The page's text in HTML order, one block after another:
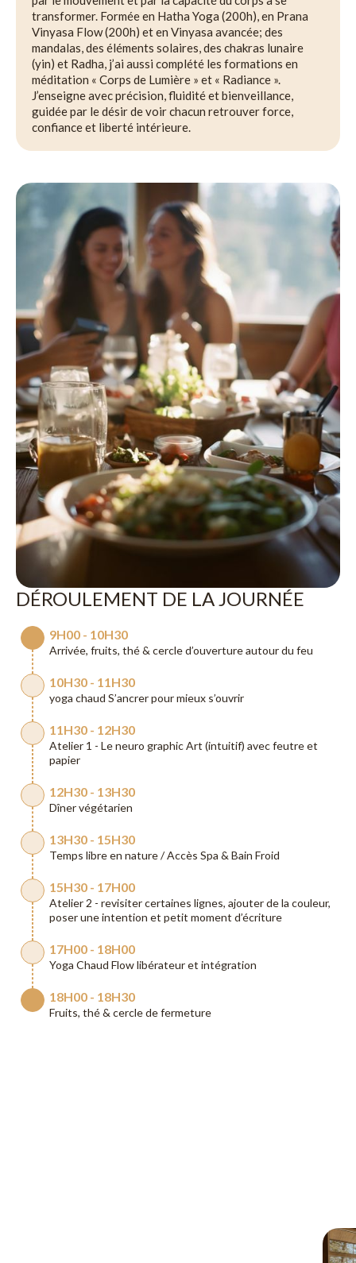
transformer. Formée en Hatha Yoga (200h), en Prana
Vinyasa Flow (200h) et en Vinyasa avancée; des
mandalas, des éléments solaires, des chakras lunaire
(yin) et Radha, j’ai aussi complété les formations en
méditation « Corps de Lumière » et « Radiance ».
J’enseigne avec précision, fluidité et bienveillance,
guidée par le désir de voir chacun retrouver force,
confiance et liberté intérieure.
DÉROULEMENT DE LA JOURNÉE
9H00 - 10H30
Arrivée, fruits, thé & cercle d’ouverture autour du feu
10H30 - 11H30
yoga chaud S’ancrer pour mieux s’ouvrir
11H30 - 12H30
Atelier 1 - Le neuro graphic Art (intuitif) avec feutre et
papier
12H30 - 13H30
Dîner végétarien
13H30 - 15H30
Temps libre en nature / Accès Spa & Bain Froid
15H30 - 17H00
Atelier 2 - revisiter certaines lignes, ajouter de la couleur,
poser une intention et petit moment d’écriture
17H00 - 18H00
Yoga Chaud Flow libérateur et intégration
18H00 - 18H30
Fruits, thé & cercle de fermeture